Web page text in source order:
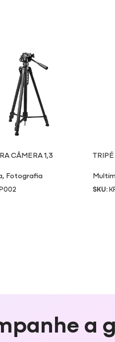
CÂMERA 1,3
, Fotografia
SKU:
a